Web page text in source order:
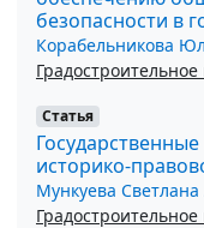
безопасности в
Корабельникова
Статья
историко-
Мункуева Светлана